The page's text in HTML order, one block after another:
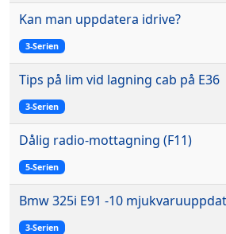
Kan man uppdatera idrive?
3-Serien
Tips på lim vid lagning cab på E36
3-Serien
Dålig radio-mottagning (F11)
5-Serien
Bmw 325i E91 -10
3-Serien